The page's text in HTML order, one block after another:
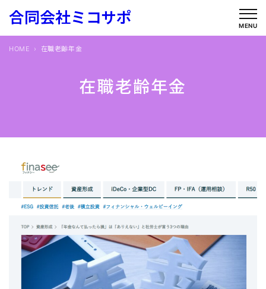
を
合同会社ミコサポ MENU
在職老齢年金
HOME 在職老齢年金